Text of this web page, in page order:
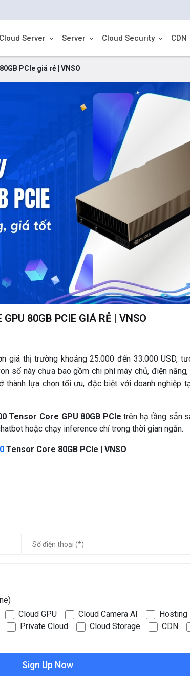
Cloud Server Server Cloud Security CDN
PCIe giá rẻ | VNSO
80GB PCIE GIÁ RẺ | VNSO
giá thị trường khoảng 25.000 đến 33.000 USD,
số này chưa bao gồm chi phí máy chủ, điện
thành lựa chọn tối ưu, đặc biệt với doanh nghiệp
Tensor Core GPU 80GB PCIe trên hạ tầng sẵn
hoặc chạy inference chỉ trong thời gian ngắn.
Tensor Core 80GB PCIe | VNSO
Cloud GPU Cloud Camera AI Hosting
Private Cloud Cloud Storage CDN